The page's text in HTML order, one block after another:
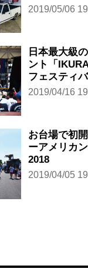
2019/05/06
日本最大級
ント「
フェスティバ
2019/04/16
お台場で初
ーアメリカ
2018
2019/04/05